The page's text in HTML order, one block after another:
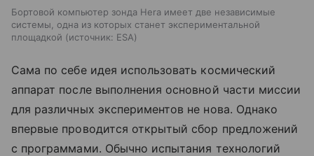
Бортовой компьютер зонда Hera имеет две независимые
системы, одна из которых станет экспериментальной
площадкой
источник: ESA
Сама по себе идея использовать космический
аппарат после выполнения основной части миссии
для различных экспериментов не нова. Однако
впервые проводится открытый сбор предложений
с программами. Обычно испытания технологий